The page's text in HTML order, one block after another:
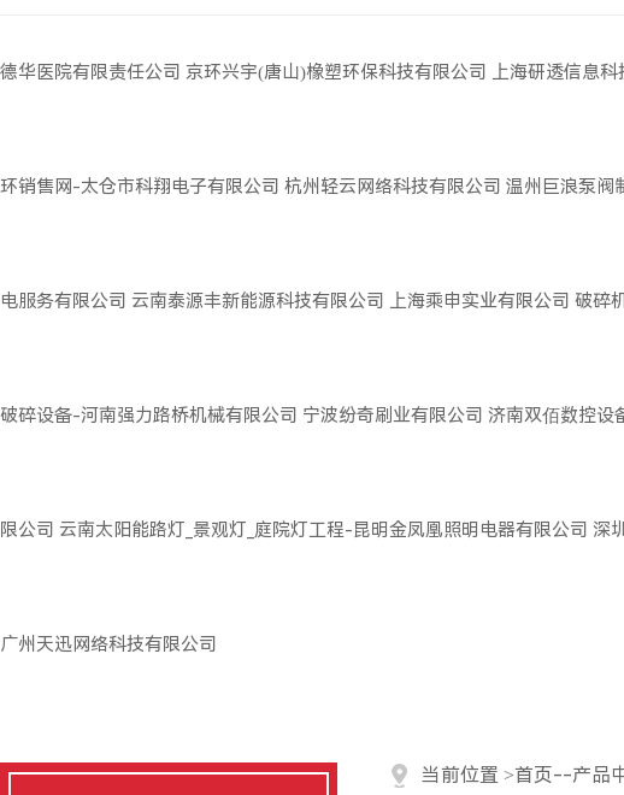
德华医院有限责任公司 京环兴宇(唐山)橡塑环保科技有限公司 上海研透信息科
环销售网-太仓市科翔电子有限公司 杭州轻云网络科技有限公司 温州巨浪泵阀
电服务有限公司 云南泰源丰新能源科技有限公司 上海乘申实业有限公司 破碎
破碎设备-河南强力路桥机械有限公司 宁波纷奇刷业有限公司 济南双佰数控设
限公司 云南太阳能路灯_景观灯_庭院灯工程-昆明金凤凰照明电器有限公司 深
广州天迅网络科技有限公司
当前位置 >首页--产品